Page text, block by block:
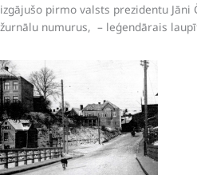
pirmo valsts prezidentu
numurus, – leģendārais